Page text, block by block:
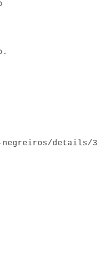
negreiros/details/